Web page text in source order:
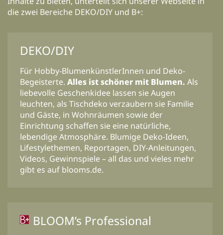
die zwei Bereiche DEKO/DIY und B+:
DEKO/DIY
Für Hobby-BlumenkünstlerInnen und Deko-
Begeisterte. Alles ist schöner mit Blumen. Als
liebevolle Geschenkidee lassen sie Augen
leuchten, als Tischdeko verzaubern sie Familie
und Gäste, in Wohnräumen sowie der
Einrichtung schaffen sie eine natürliche,
lebendige Atmosphäre. Blumige Deko-Ideen,
Lifestylethemen, Reportagen, DIY-Anleitungen,
Videos, Gewinnspiele – all das und vieles mehr
gibt es auf blooms.de.
BLOOM’s Professional